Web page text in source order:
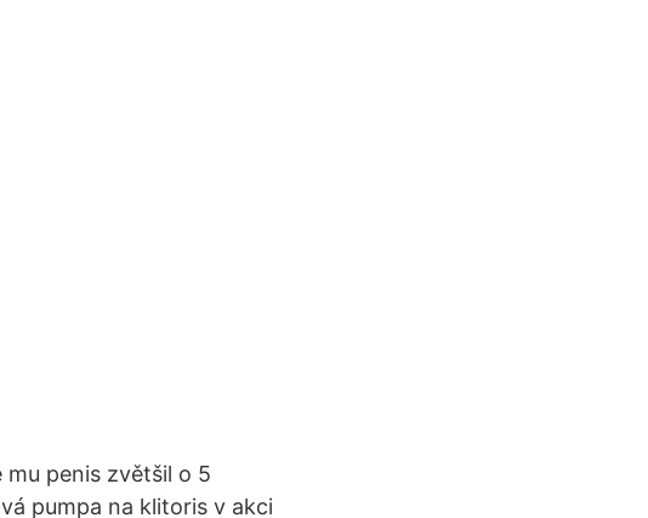
penis zvětšil o 5
pumpa na klitoris v akci